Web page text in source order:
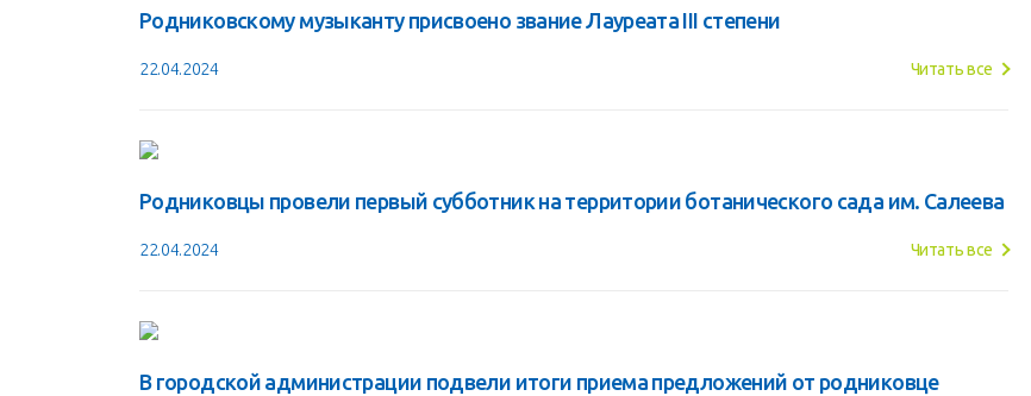
Родниковскому музыканту присвоено звание Лауреата III степени
22.04.2024 Читать все
Родниковцы провели первый субботник на территории ботанического сада им. Салеева
22.04.2024 Читать все
В городской администрации подвели итоги приема предложений от родниковце